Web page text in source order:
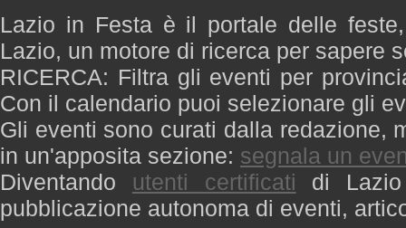
Lazio in Festa è il portale delle
Lazio, un motore di ricerca per sapere
RICERCA: Filtra gli eventi per
Con il calendario puoi selezionare gli
Gli eventi sono curati dalla redazione,
in un'apposita sezione: segnala un
Diventando utenti certificati di
pubblicazione autonoma di eventi,